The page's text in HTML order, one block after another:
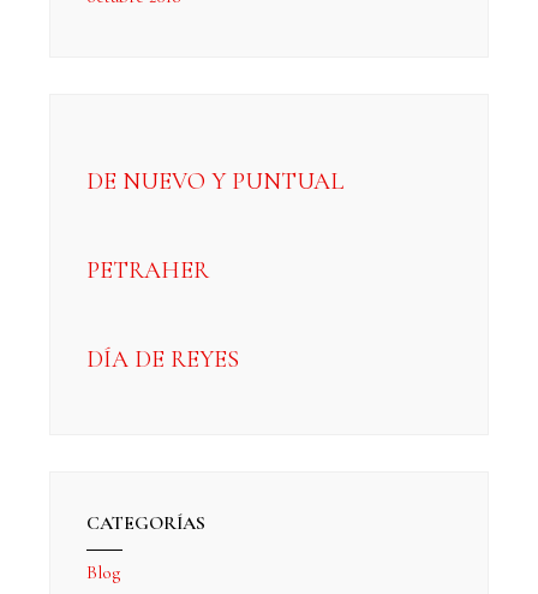
DE NUEVO Y PUNTUAL
PETRAHER
DÍA DE REYES
CATEGORÍAS
Blog